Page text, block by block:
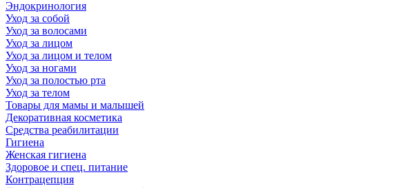
Эндокринология
Уход за собой
Уход за волосами
Уход за лицом
Уход за лицом и телом
Уход за ногами
Уход за полостью рта
Уход за телом
Товары для мамы и малышей
Декоративная косметика
Средства реабилитации
Гигиена
Женская гигиена
Здоровое и спец. питание
Контрацепция